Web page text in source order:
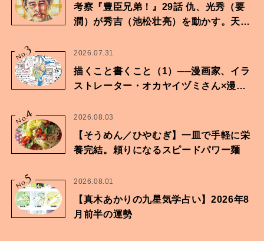
考察『豊臣兄弟！』29話 仇、光秀（要
潤）が秀吉（池松壮亮）を動かす。天下
No.3 2026.07.31
描くこと書くこと（1）──漫画家、イラ
ストレーター・オカヤイヅミさん×漫画
No.4 2026.08.03
【そうめん／ひやむぎ】一皿で手軽に栄
養完結。頼りになるスピードパワー麺
No.5 2026.08.01
【真木あかりの九星気学占い】2026年8
月前半の運勢